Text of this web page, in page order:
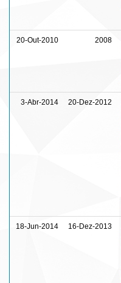
20-Out-2010 2008
3-Abr-2014 20-Dez-2012
18-Jun-2014 16-Dez-2013